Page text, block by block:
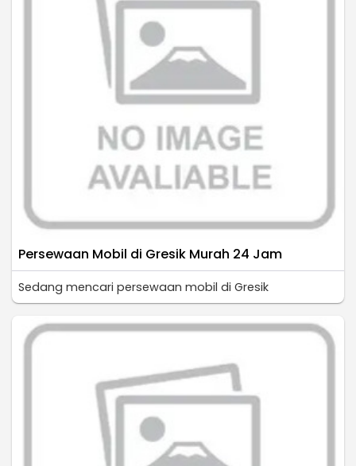
Persewaan Mobil di Gresik Murah 24 Jam
Sedang mencari persewaan mobil di Gresik